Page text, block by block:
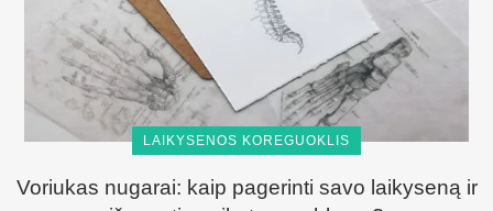
LAIKYSENOS KOREGUOKLIS
Voriukas nugarai: kaip pagerinti savo laikyseną ir